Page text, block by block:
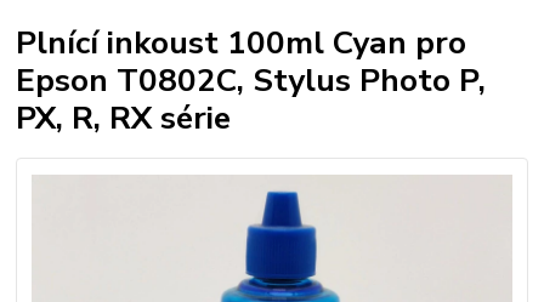
Plnící inkoust 100ml Cyan pro
Epson T0802C, Stylus Photo P,
PX, R, RX série